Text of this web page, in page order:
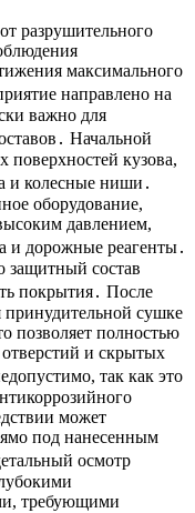
разрушительного
максимального
направлено на
важно для
Начальной
поверхностей кузова,
и колесные ниши․
оборудование,
давлением,
и дорожные реагенты․
защитный состав
покрытия․ После
принудительной сушке
позволяет полностью
отверстий и скрытых
так как это
может
под нанесенным
осмотр
требующими